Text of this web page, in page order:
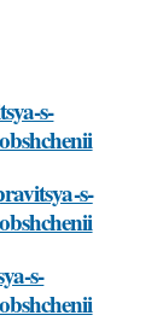
s-
s-
s-